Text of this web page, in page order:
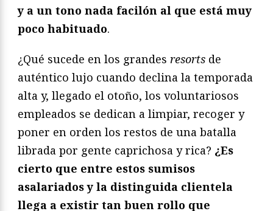
y a un tono nada facilón al que está muy
poco habituado.
¿Qué sucede en los grandes resorts de
auténtico lujo cuando declina la temporada
alta y, llegado el otoño, los voluntariosos
empleados se dedican a limpiar, recoger y
poner en orden los restos de una batalla
librada por gente caprichosa y rica? ¿Es
cierto que entre estos sumisos
asalariados y la distinguida clientela
llega a existir tan buen rollo que